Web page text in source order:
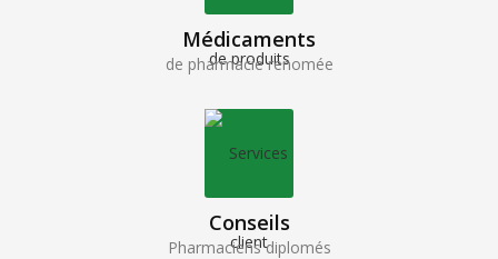
Médicaments
de pharmacie renomée
Conseils
Pharmaciens diplomés